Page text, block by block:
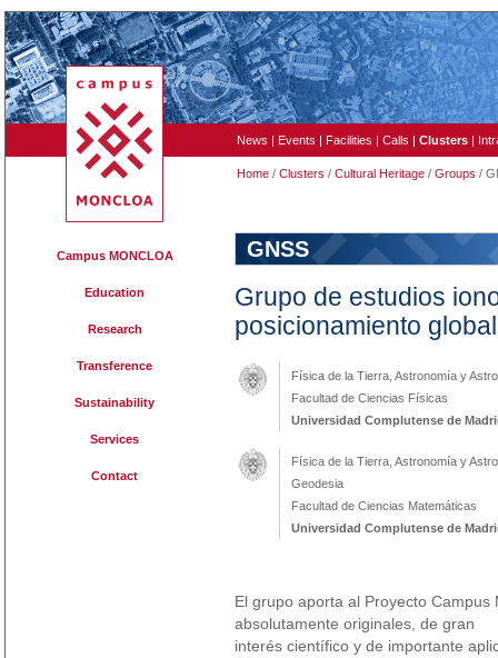
News | Events | Facilities | Calls | Clusters |
Home / Clusters / Cultural Heritage / Groups /
Campus MONCLOA
Education
Research
Transference
Sustainability
Services
Contact
GNSS
Grupo de estudios
posicionamiento
Física de la Tierra, Astronomía y
Facultad de Ciencias Físicas
Universidad Complutense de
Física de la Tierra, Astronomía y
Geodesia
Facultad de Ciencias Matemáticas
Universidad Complutense de
El grupo aporta al Proyecto
absolutamente originales, de gran
interés científico y de importante